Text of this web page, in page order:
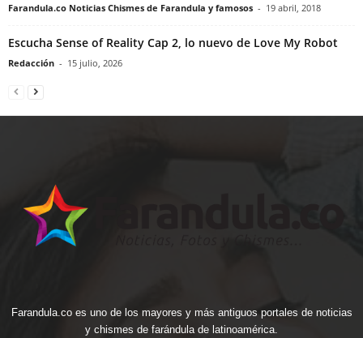
Farandula.co Noticias Chismes de Farandula y famosos - 19 abril, 2018
Escucha Sense of Reality Cap 2, lo nuevo de Love My Robot
Redacción - 15 julio, 2026
Farandula.co es uno de los mayores y más antiguos portales de noticias
y chismes de farándula de latinoamérica.